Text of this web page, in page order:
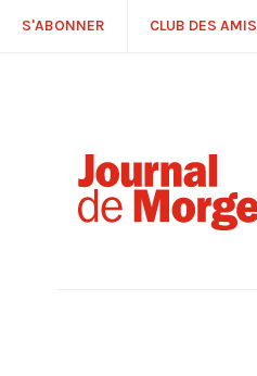
S'ABONNER CLUB DES AMIS